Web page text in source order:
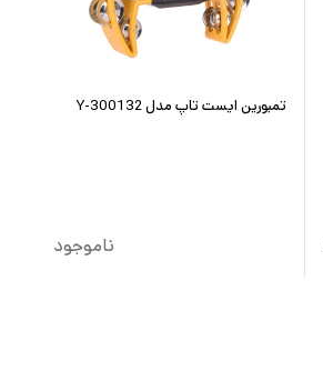
تمبورین ایست تاپ مدل Y-300132
ناموجود